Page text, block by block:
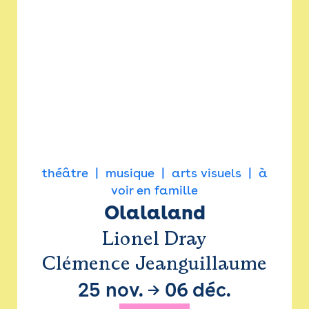
théâtre musique arts visuels
à
voir en famille
Olalaland
Lionel Dray
Clémence Jeanguillaume
25 nov. → 06 déc.